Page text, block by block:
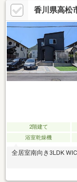
香川県高松
2階建て
浴室乾燥機
全居室南向き3LDK